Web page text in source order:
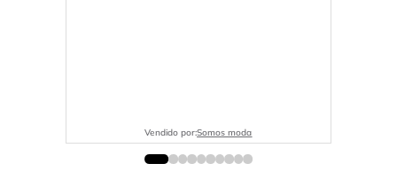
Vendido por:Somos moda